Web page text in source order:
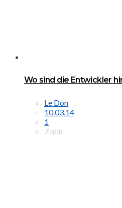
Wo sind die Entwickler
Le Don
10.03.14
1
7 min